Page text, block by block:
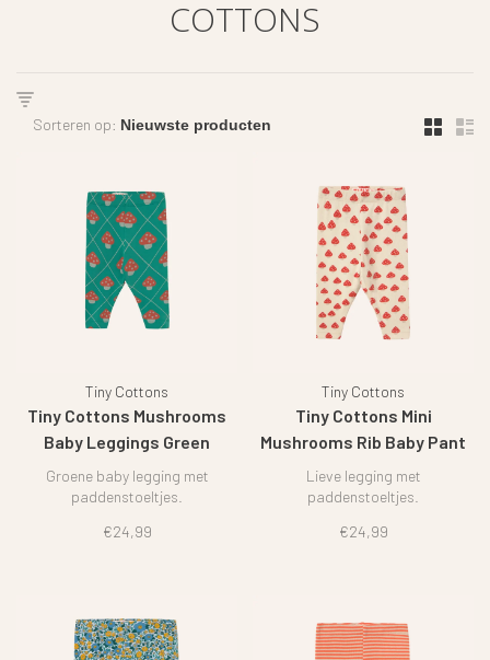
COTTONS
Sorteren op:
Tiny Cottons
Tiny Cottons Mushrooms
Baby Leggings Green
Groene baby legging met
paddenstoeltjes.
€24,99
Tiny Cottons
Tiny Cottons Mini
Mushrooms Rib Baby Pant
Lieve legging met
paddenstoeltjes.
€24,99